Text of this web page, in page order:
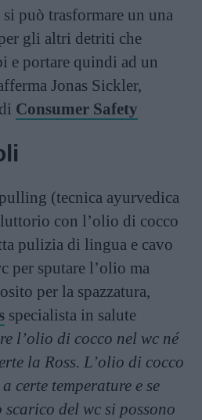
può trasformare un una
gli altri detriti che
e portare quindi ad un
Jonas Sickler,
Consumer Safety
(tecnica ayurvedica
con l’olio di cocco
pulizia di lingua e cavo
per sputare l’olio ma
per la spazzatura,
specialista in salute
l’olio di cocco nel wc né
la Ross. L’olio di cocco
certe temperature e se
scarico del wc si possono